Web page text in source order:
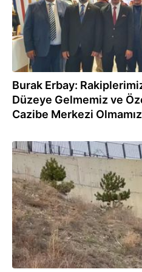
Burak Erbay:
Düzeye Gelmemiz ve
Cazibe Merkezi
02.12.2022